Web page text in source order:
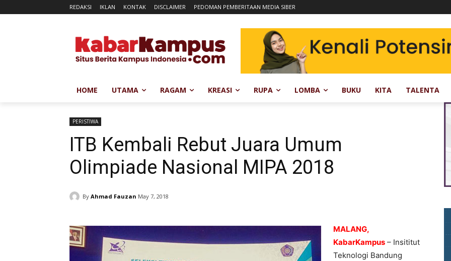
REDAKSI IKLAN KONTAK DISCLAIMER PEDOMAN PEMBERITAAN MEDIA SIBER
HOME UTAMA RAGAM KREASI RUPA LOMBA BUKU KITA TALENTA
PERISTIWA
ITB Kembali Rebut Juara Umum
Olimpiade Nasional MIPA 2018
By Ahmad Fauzan May 7, 2018
MALANG,
KabarKampus – Insititut
Teknologi Bandung